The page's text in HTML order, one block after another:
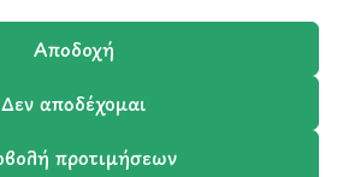
Αποδοχή
Δεν αποδέχομαι
προτιμήσεων
σύντομα μαζί σας.